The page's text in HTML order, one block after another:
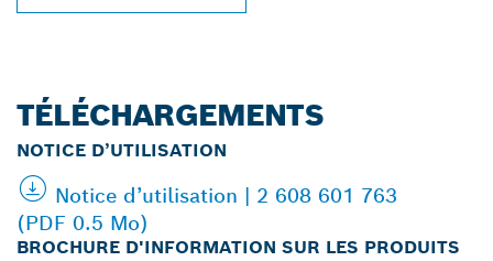
TÉLÉCHARGEMENTS
NOTICE D’UTILISATION
Notice d’utilisation | 2 608 601 763
(PDF 0.5 Mo)
BROCHURE D'INFORMATION SUR LES PRODUITS